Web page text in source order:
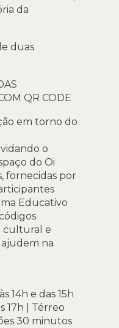
da
duas
QR CODE
em torno do
o
do Oi
fornecidas por
Educativo
cultural e
na
14h e das 15h
17h | Térreo
30 minutos